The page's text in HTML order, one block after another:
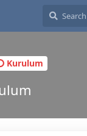
Kurulum